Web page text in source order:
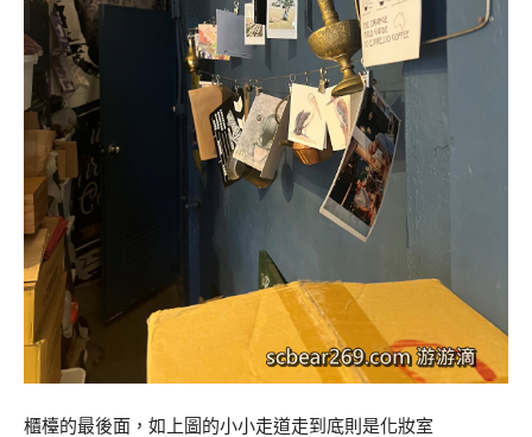
櫃檯的最後面，如上圖的小小走道走到底則是化妝室